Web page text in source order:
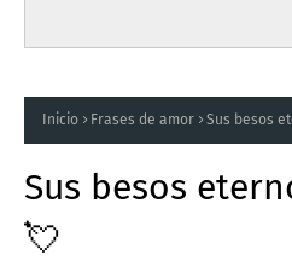
Inicio Frases de amor Sus besos
Sus besos
💘